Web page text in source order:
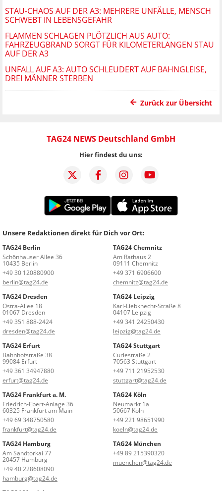
STAU-CHAOS AUF DER A3: MEHRERE UNFÄLLE, MENSCH
SCHWEBT IN LEBENSGEFAHR
FLAMMEN SCHLAGEN PLÖTZLICH AUS AUTO:
FAHRZEUGBRAND SORGT FÜR KILOMETERLANGEN STAU
AUF DER A3
UNFALL AUF A3: AUTO SCHLEUDERT AUF BAHNGLEISE,
DREI MÄNNER STERBEN
Zurück zur Übersicht
TAG24 NEWS Deutschland GmbH
Hier findest du uns:
Unsere Redaktionen direkt für Dich vor Ort:
TAG24 Berlin
Schönhauser Allee 36
10435 Berlin
+49 30 120880900
berlin@tag24.de
TAG24 Chemnitz
Am Rathaus 2
09111 Chemnitz
+49 371 6906600
chemnitz@tag24.de
TAG24 Dresden
Ostra-Allee 18
01067 Dresden
+49 351 888-2424
dresden@tag24.de
TAG24 Leipzig
Karl-Liebknecht-Straße 8
04107 Leipzig
+49 341 24250430
leipzig@tag24.de
TAG24 Erfurt
Bahnhofstraße 38
99084 Erfurt
+49 361 34947880
erfurt@tag24.de
TAG24 Stuttgart
Curiestraße 2
70563 Stuttgart
+49 711 21952530
stuttgart@tag24.de
TAG24 Frankfurt a. M.
Friedrich-Ebert-Anlage 36
60325 Frankfurt am Main
+49 69 348750580
frankfurt@tag24.de
TAG24 Köln
Neumarkt 1a
50667 Köln
+49 221 98651990
koeln@tag24.de
TAG24 Hamburg
Am Sandtorkai 77
20457 Hamburg
+49 40 228608090
hamburg@tag24.de
TAG24 München
+49 89 215390320
muenchen@tag24.de